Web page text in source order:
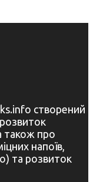
створений
також про
напоїв,
та розвиток